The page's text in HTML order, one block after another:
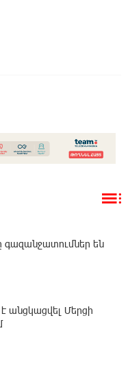
գազանջատումներ են
անցկացվել Մերցի